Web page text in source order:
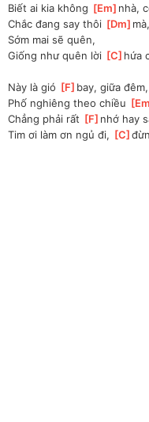
Biết ai kia không [Em ]nhà,
Chắc đang say thôi [Dm ]mà,
Sớm mai sẽ quên,
Giống như quên lời [C ]hứa
Này là gió [F ]bay, giữa
Phố nghiêng theo chiều [
Chẳng phải rất [F ]nhớ hay
Tim ơi làm ơn ngủ đi, [C ]